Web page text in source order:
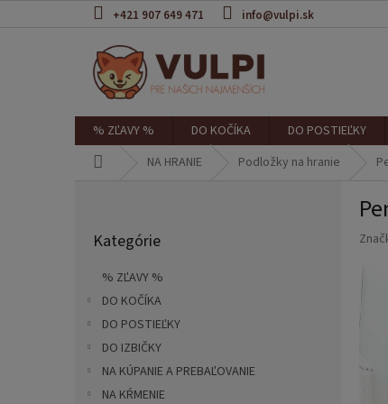
+421 907 649 471 info@vulpi.sk
% ZĽAVY % DO KOČÍKA DO POSTIEĽKY
NA HRANIE Podložky na hranie
kategórie
Kategórie
% ZĽAVY %
DO KOČÍKA
DO POSTIEĽKY
DO IZBIČKY
NA KÚPANIE A PREBAĽOVANIE
NA KŔMENIE